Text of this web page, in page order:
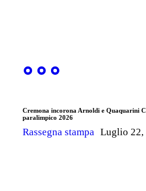
Cremona incorona Arnoldi e Quaquarini
paralimpico 2026
Rassegna stampa Luglio 22,